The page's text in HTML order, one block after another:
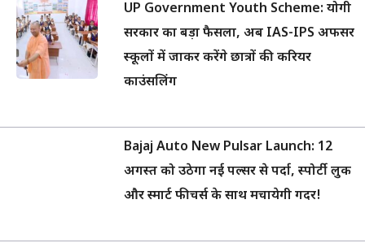
UP Government Youth Scheme: योगी
सरकार का बड़ा फैसला, अब IAS-IPS अफसर
स्कूलों में जाकर करेंगे छात्रों की करियर
काउंसलिंग
Bajaj Auto New Pulsar Launch: 12
अगस्त को उठेगा नई पल्सर से पर्दा, स्पोर्टी लुक
और स्मार्ट फीचर्स के साथ मचायेगी गदर!